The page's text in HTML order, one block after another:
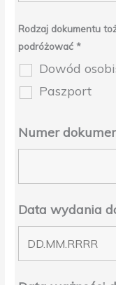
Rodzaj dokumentu
podróżować *
Dowód
Paszport
Numer
Data wydania